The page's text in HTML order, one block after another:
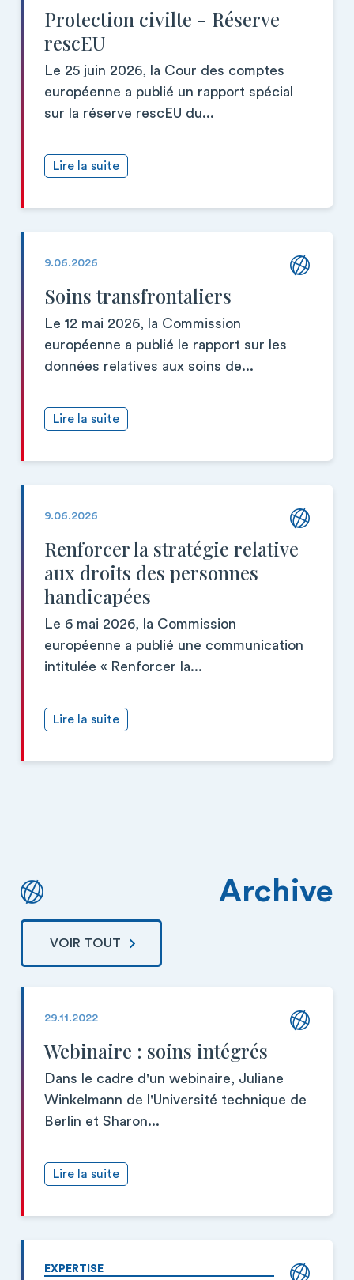
Protection civilte - Réserve
rescEU
Le 25 juin 2026, la Cour des comptes
européenne a publié un rapport spécial
sur la réserve rescEU du...
Lire la suite
9.06.2026
Soins transfrontaliers
Le 12 mai 2026, la Commission
européenne a publié le rapport sur les
données relatives aux soins de...
Lire la suite
9.06.2026
Renforcer la stratégie relative
aux droits des personnes
handicapées
Le 6 mai 2026, la Commission
européenne a publié une communication
intitulée « Renforcer la...
Lire la suite
Archive
VOIR TOUT
29.11.2022
Webinaire : soins intégrés
Dans le cadre d'un webinaire, Juliane
Winkelmann de l'Université technique de
Berlin et Sharon...
Lire la suite
EXPERTISE